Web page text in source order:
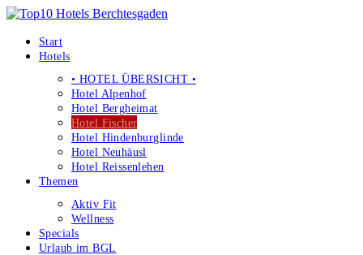
Start
Hotels
• HOTEL ÜBERSICHT •
Hotel Alpenhof
Hotel Bergheimat
Hotel Fischer
Hotel Hindenburglinde
Hotel Neuhäusl
Hotel Reissenlehen
Themen
Aktiv Fit
Wellness
Specials
Urlaub im BGL